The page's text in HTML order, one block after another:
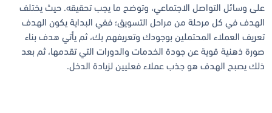
على وسائل التواصل الاجتماعي، وتوضح ما يجب تحقيقه. حيث يختلف
الهدف في كل مرحلة من مراحل التسويق؛ ففي البداية يكون الهدف
تعريف العملاء المحتملين بوجودك وتعريفهم بك، ثم يأتي هدف بناء
صورة ذهنية قوية عن جودة الخدمات والدورات التي تقدمها، ثم بعد
ذلك يصبح الهدف هو جذب عملاء فعليين لزيادة الدخل.